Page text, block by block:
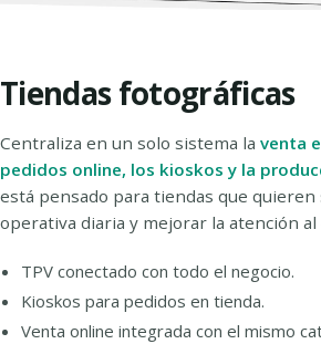
Tiendas fotográficas
Centraliza en un solo sistema la venta
pedidos online, los kioskos y la
está pensado para tiendas que
operativa diaria y mejorar la atención al
TPV conectado con todo el negocio.
Kioskos para pedidos en tienda.
Venta online integrada con el mismo